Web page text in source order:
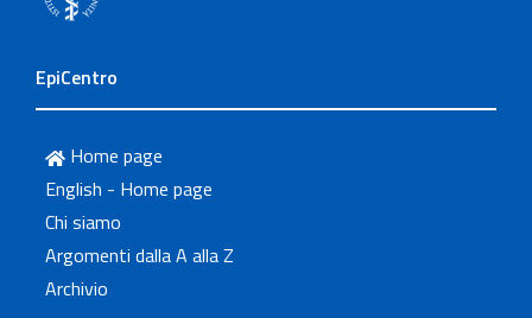
EpiCentro
Home page
English - Home page
Chi siamo
Argomenti dalla A alla Z
Archivio